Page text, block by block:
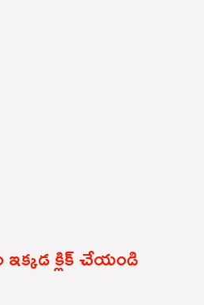
ఇక్కడ క్లిక్ చేయండి